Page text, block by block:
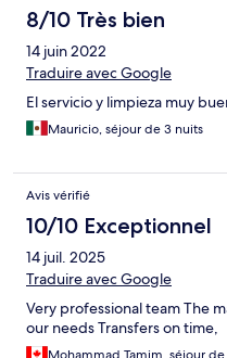
8/10 Très bien
14 juin 2022
Traduire avec Google
El servicio y limpieza muy
Mauricio, séjour de 3 nuits
Avis vérifié
10/10 Exceptionnel
14 juil. 2025
Traduire avec Google
Very professional team The
our needs Transfers on time,
Mohammad Tamim, séjour